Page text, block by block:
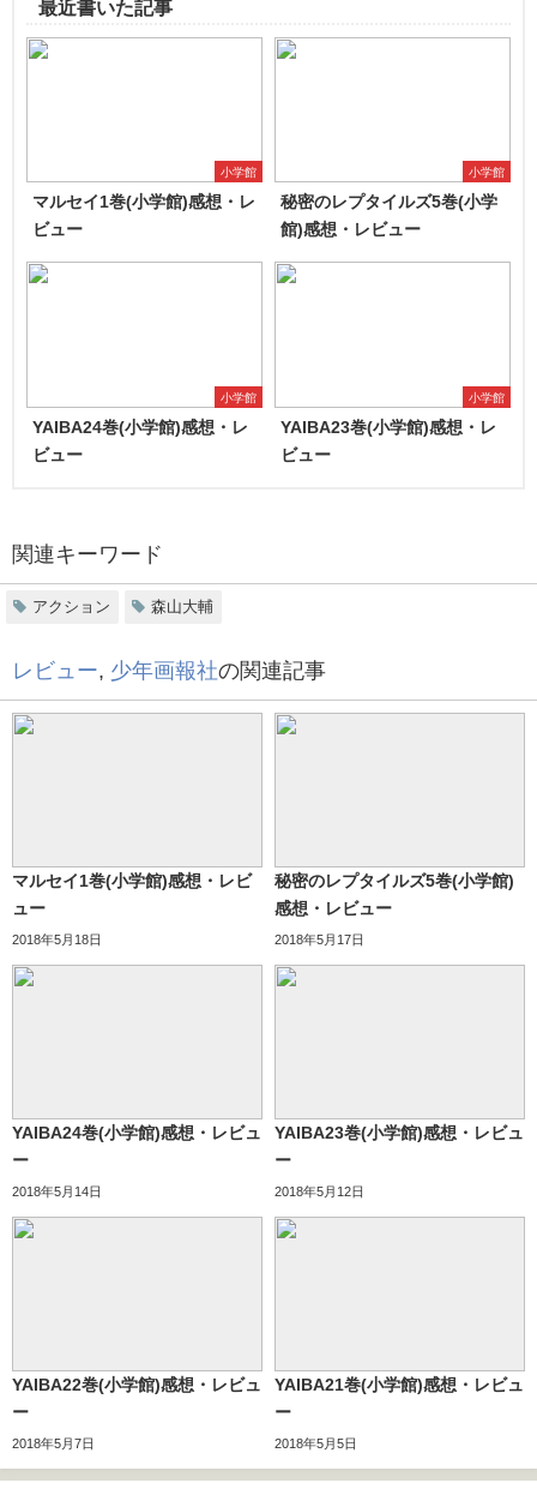
最近書いた記事
小学館
マルセイ1巻(小学館)感想・レ
ビュー
小学館
秘密のレプタイルズ5巻(小学
館)感想・レビュー
小学館
YAIBA24巻(小学館)感想・レ
ビュー
小学館
YAIBA23巻(小学館)感想・レ
ビュー
関連キーワード
アクション 森山大輔
レビュー, 少年画報社の関連記事
マルセイ1巻(小学館)感想・レビ
ュー
2018年5月18日
秘密のレプタイルズ5巻(小学館)
感想・レビュー
2018年5月17日
YAIBA24巻(小学館)感想・レビュ
ー
2018年5月14日
YAIBA23巻(小学館)感想・レビュ
ー
2018年5月12日
YAIBA22巻(小学館)感想・レビュ
ー
2018年5月7日
YAIBA21巻(小学館)感想・レビュ
ー
2018年5月5日